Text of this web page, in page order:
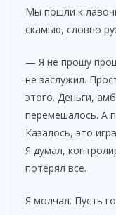
Мы пошли к
скамью, словно
— Я не прошу
не заслужил.
этого. Деньги,
перемешалось. А
Казалось, это
Я думал,
потерял всё.
Я молчал. Пусть